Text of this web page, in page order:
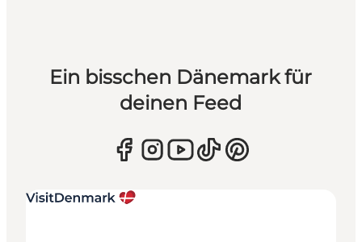
Ein bisschen Dänemark für
deinen Feed